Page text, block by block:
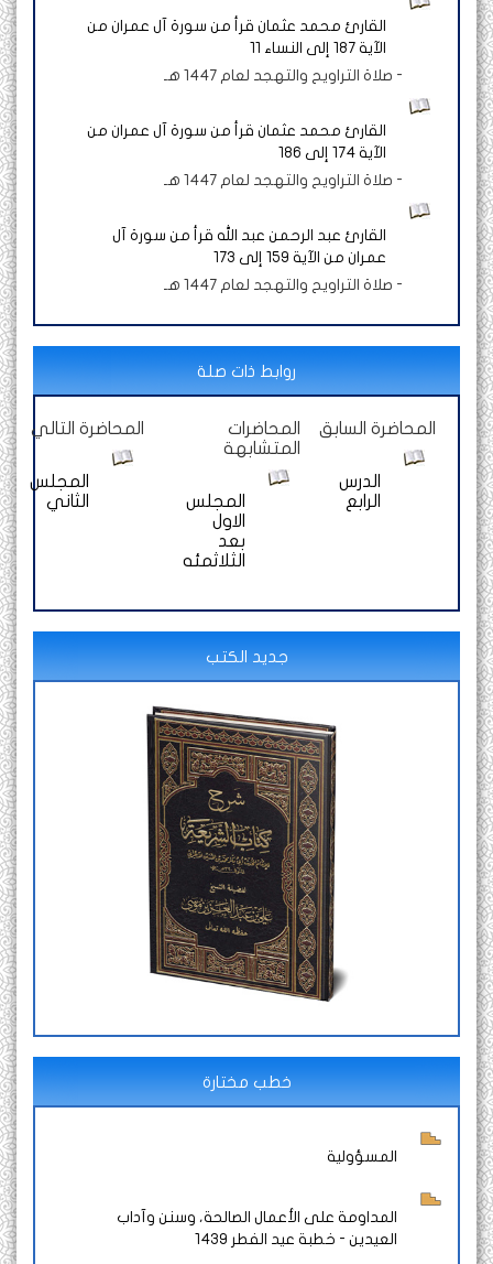
القارئ محمد عثمان قرأ من سورة آل عمران من
الآية 187 إلى النساء 11
- صلاة التراويح والتهجد لعام 1447 هـ
القارئ محمد عثمان قرأ من سورة آل عمران من
الآية 174 إلى 186
- صلاة التراويح والتهجد لعام 1447 هـ
القارئ عبد الرحمن عبد الله قرأ من سورة آل
عمران من الآية 159 إلى 173
- صلاة التراويح والتهجد لعام 1447 هـ
روابط ذات صلة
المحاضرة السابق
الدرس
الرابع
المحاضرات
المتشابهة
المجلس
الاول
بعد
الثلاثمئه
المحاضرة التالي
المجلس
الثاني
جديد الكتب
خطب مختارة
المسؤولية
المداومة على الأعمال الصالحة، وسنن وآداب
العيدين - خطبة عيد الفطر 1439